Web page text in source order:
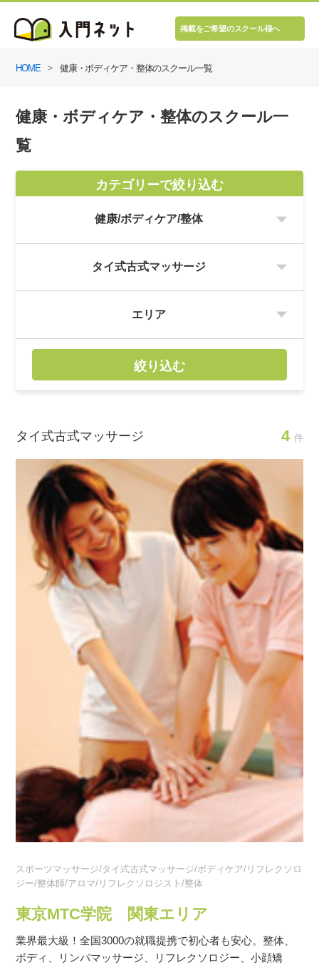
掲載をご希望のスクール様へ
HOME 健康・ボディケア・整体のスクール一覧
健康・ボディケア・整体のスクール一
覧
カテゴリーで絞り込む
絞り込む
タイ式古式マッサージ 4 件
スポーツマッサージ/タイ式古式マッサージ/ボディケア/リフレクソロ
ジー/整体師/アロマ/リフレクソロジスト/整体
東京MTC学院 関東エリア
業界最大級！全国3000の就職提携で初心者も安心。整体、
ボディ、リンパマッサージ、リフレクソロジー、小顔矯